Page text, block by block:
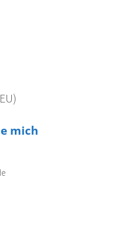
mich